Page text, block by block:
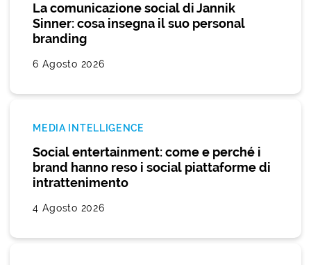
La comunicazione social di Jannik
Sinner: cosa insegna il suo personal
branding
6 Agosto 2026
MEDIA INTELLIGENCE
Social entertainment: come e perché i
brand hanno reso i social piattaforme di
intrattenimento
4 Agosto 2026